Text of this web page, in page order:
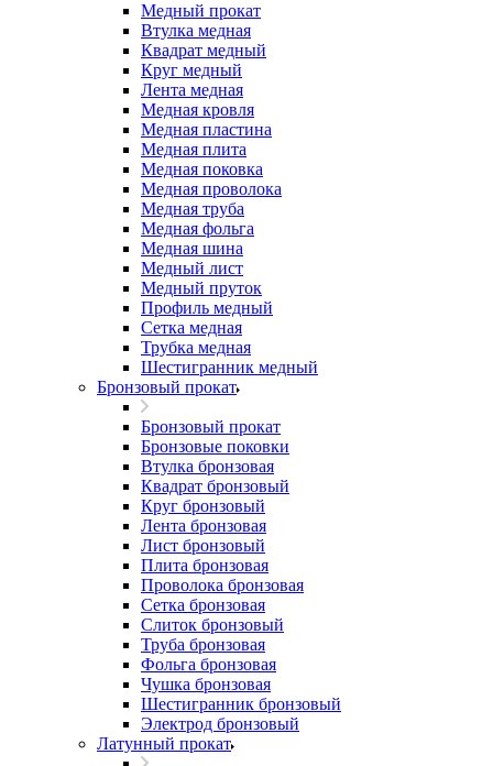
Медный прокат
Втулка медная
Квадрат медный
Круг медный
Лента медная
Медная кровля
Медная пластина
Медная плита
Медная поковка
Медная проволока
Медная труба
Медная фольга
Медная шина
Медный лист
Медный пруток
Профиль медный
Сетка медная
Трубка медная
Шестигранник медный
Бронзовый прокат
Бронзовый прокат
Бронзовые поковки
Втулка бронзовая
Квадрат бронзовый
Круг бронзовый
Лента бронзовая
Лист бронзовый
Плита бронзовая
Проволока бронзовая
Сетка бронзовая
Слиток бронзовый
Труба бронзовая
Фольга бронзовая
Чушка бронзовая
Шестигранник бронзовый
Электрод бронзовый
Латунный прокат